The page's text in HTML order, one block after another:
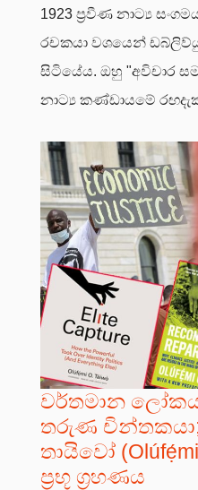
1923 ප්‍රවීණ නාට්‍ය
රචකයා වශයෙන්
සිටියේය. ඔහු "අවිචාර
නාට්‍ය කණ්ඩායමේ
වර්තමාන
තරුණ
තායිවෝ (Olúfẹ́mi
ප්‍රභූ ග්‍රහණය